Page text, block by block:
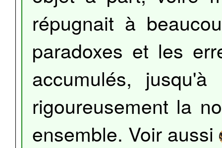
répugnait à
paradoxes et les
accumulés,
rigoureusement la
ensemble. Voir aussi